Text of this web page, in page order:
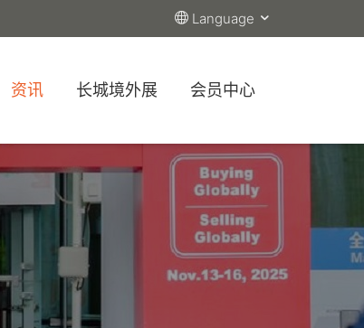
Language
资讯 长城境外展 会员中心